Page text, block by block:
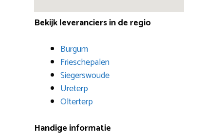
Bekijk leveranciers in de regio
Burgum
Frieschepalen
Siegerswoude
Ureterp
Olterterp
Handige informatie